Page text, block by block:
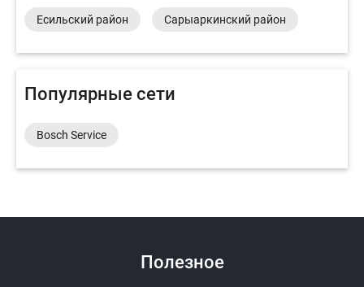
Есильский район Сарыаркинский район
Популярные сети
Bosch Service
Полезное